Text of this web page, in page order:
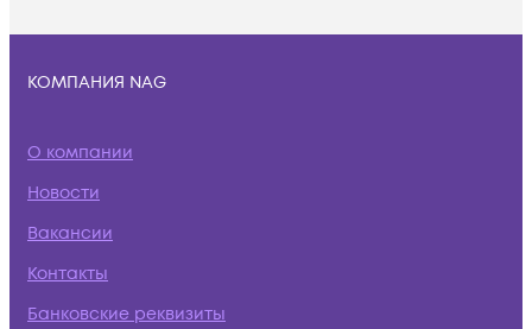
КОМПАНИЯ NAG
О компании
Новости
Вакансии
Контакты
Банковские реквизиты